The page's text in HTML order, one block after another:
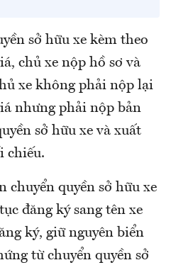
sở hữu xe kèm theo
chủ xe nộp hồ sơ và
xe không phải nộp lại
nhưng phải nộp bản
sở hữu xe và xuất
chiếu.
chuyển quyền sở hữu xe
đăng ký sang tên xe
ký, giữ nguyên biển
từ chuyển quyền sở